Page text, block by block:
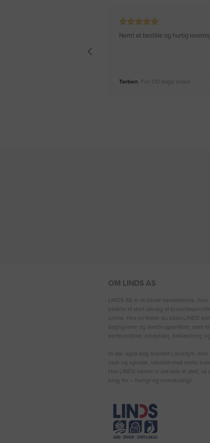
Nemt at bestille og hurtig
Torben, For 170 dage siden
OM LINDS AS
LINDS AS er et dansk handelsfirma,
bestille et stort udvalg af
online. Hos os finder du både LINDS′
dagligvarer og landbrugsartikler, samt
kontorartikler, arbejdstøj, beklædning
Vi står også bag brandet Lincozym, som
vask og opvask, udviklet med omhu
Hos LINDS samler vi det hele ét sted,
brug for – hurtigt og overskueligt.